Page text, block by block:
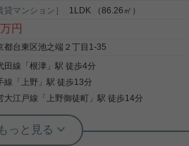
の谷根千エリア。 東京メトロ千代田線「千駄
駅から徒歩3分という駅近物件。 それでいて下
面影が残るこのエリアは、 落ち着いて生活され
人にはもってこい。 是非一度味わってみてはい
詳細を見る
貸マンション］ 1LDK （86.26㎡）
万円
都台東区池之端２丁目1-35
田線 「根津 」駅 徒歩4分
線 「 上野 」駅 徒歩13分
大江戸線 「 上野御徒町 」駅 徒歩14分
ホーム株式会社 根津駅前センター） スタ